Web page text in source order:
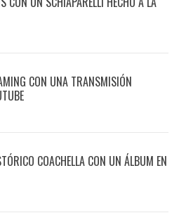
CON UNA TRANSMISIÓN
COACHELLA CON UN ÁLBUM EN